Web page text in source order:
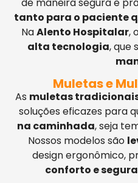
tanto para o paciente
NaAlento Hospitalar,
alta tecnologia, que
Muletas e
As muletas
soluções eficazes para
na caminhada, seja
Nossos modelos são
design ergonômico,
conforto e